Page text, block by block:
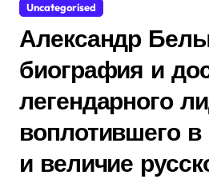
Uncategorised
Александр
биография и
легендарного
воплотившего
и величие